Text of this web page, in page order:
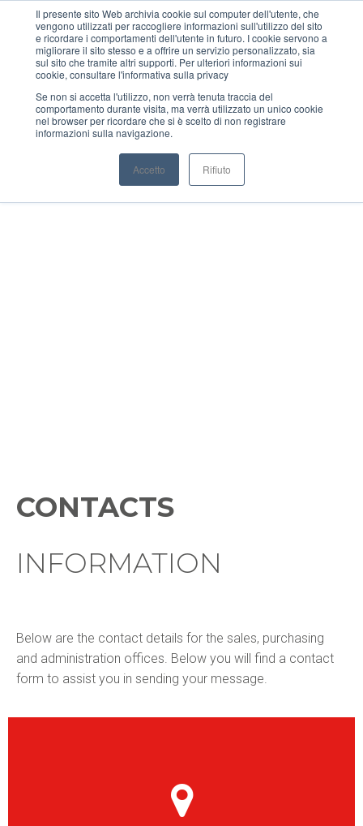
Il presente sito Web archivia cookie sul computer dell'utente, che
vengono utilizzati per raccogliere informazioni sull'utilizzo del sito
e ricordare i comportamenti dell'utente in futuro. I cookie servono a
migliorare il sito stesso e a offrire un servizio personalizzato, sia
sul sito che tramite altri supporti. Per ulteriori informazioni sui
cookie, consultare l'informativa sulla privacy
Se non si accetta l'utilizzo, non verrà tenuta traccia del
comportamento durante visita, ma verrà utilizzato un unico cookie
nel browser per ricordare che si è scelto di non registrare
informazioni sulla navigazione.
Accetto Rifiuto
MENU
CONTACTS
INFORMATION
Below are the contact details for the sales, purchasing
and administration offices. Below you will find a contact
form to assist you in sending your message.